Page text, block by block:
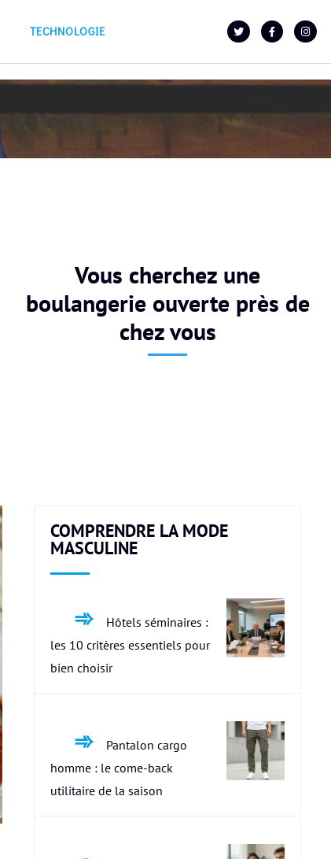
TECHNOLOGIE
Vous cherchez une
boulangerie ouverte près de
chez vous
COMPRENDRE LA MODE
MASCULINE
Hôtels séminaires :
les 10 critères essentiels pour
bien choisir
Pantalon cargo
homme : le come-back
utilitaire de la saison